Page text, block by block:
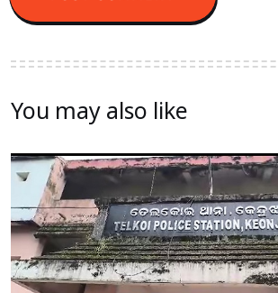
You may also like